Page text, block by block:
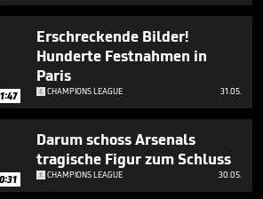
Erschreckende Bilder!
Hunderte Festnahmen in
Paris
CHAMPIONS LEAGUE 31.05.
Darum schoss Arsenals
tragische Figur zum Schluss
CHAMPIONS LEAGUE 30.05.